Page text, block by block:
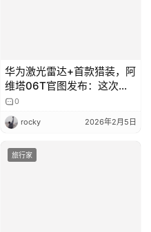
华为激光雷达+首款猎装，阿
维塔06T官图发布：这次要
动极氪001的奶酪？
0
rocky 2026年2月5日
旅行家